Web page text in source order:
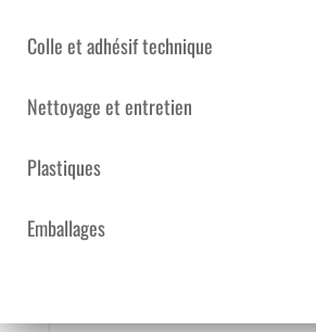
Colle et adhésif technique
Nettoyage et entretien
Plastiques
Emballages
TÉLÉCHARGEMENT DE
FICHIER PDF
Description